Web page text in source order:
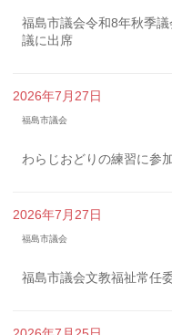
福島市議会令和8年秋季
議に出席
2026年7月27日
福島市議会
わらじおどりの練習に参
2026年7月27日
福島市議会
福島市議会文教福祉常任